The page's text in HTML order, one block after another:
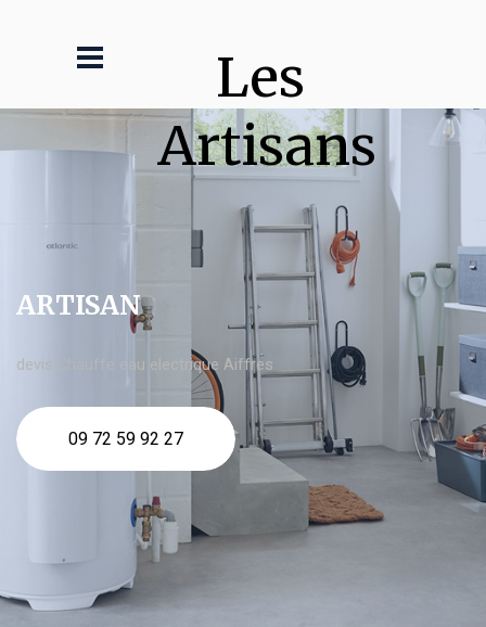
Les
Artisans
ARTISAN
devis Chauffe eau electrique Aiffres
09 72 59 92 27